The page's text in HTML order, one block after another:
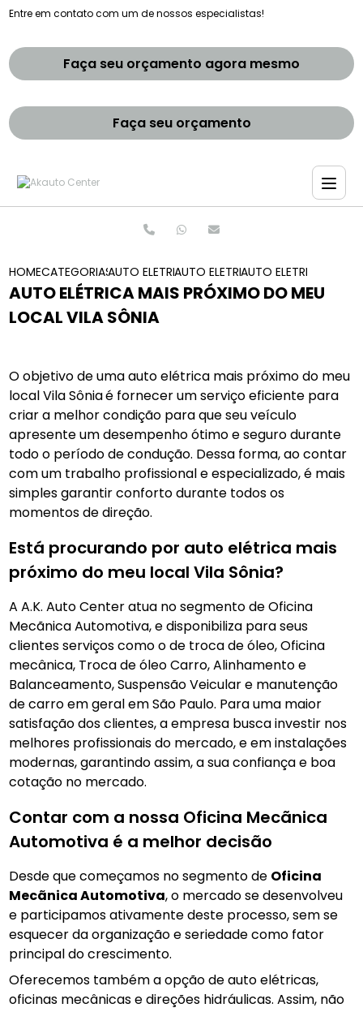
Entre em contato com um de nossos especialistas!
Faça seu orçamento agora mesmo
Faça seu orçamento
HOMECATEGORIASAUTO ELETRICASAUTO ELETRICA AUTOMOTIVA
AUTO ELETRICA MAIS
AUTO ELÉTRICA MAIS PRÓXIMO DO MEU
LOCAL VILA SÔNIA
O objetivo de uma auto elétrica mais próximo do meu
local Vila Sôniaé fornecer um serviço eficiente para
criar a melhor condição para que seu veículo
apresente um desempenho ótimo e seguro durante
todo o período de condução. Dessa forma, ao contar
com um trabalho profissional e especializado, é mais
simples garantir conforto durante todos os
momentos de direção.
Está procurando por auto elétrica mais
próximo do meu local Vila Sônia?
A A.K. Auto Center atua no segmento de Oficina
Mecãnica Automotiva, e disponibiliza para seus
clientes serviços como o de troca de óleo, Oficina
mecânica, Troca de óleo Carro, Alinhamento e
Balanceamento, Suspensão Veicular e manutenção
de carro em geral em São Paulo. Para uma maior
satisfação dos clientes, a empresa busca investir nos
melhores profissionais do mercado, e em instalações
modernas, garantindo assim, a sua confiança e boa
cotação no mercado.
Contar com a nossa Oficina Mecãnica
Automotiva é a melhor decisão
Desde que começamos no segmento de Oficina
Mecãnica Automotiva, o mercado se desenvolveu
e participamos ativamente deste processo, sem se
esquecer da organização e seriedade como fator
principal do crescimento.
Oferecemos também a opção de auto elétricas,
oficinas mecânicas e direções hidráulicas. Assim, não